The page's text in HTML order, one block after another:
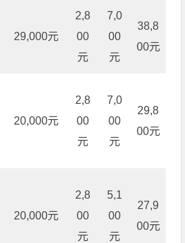
29,000元
2,8
00
元
7,0
00
元
38,8
00元
20,000元
2,8
00
元
7,0
00
元
29,8
00元
20,000元
2,8
00
元
5,1
00
元
27,9
00元